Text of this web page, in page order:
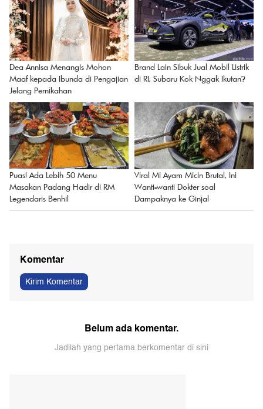
Dea Annisa Menangis Mohon
Maaf kepada Ibunda di Pengajian
Jelang Pernikahan
Brand Lain Sibuk Jual Mobil Listrik
di RI, Subaru Kok Nggak Ikutan?
Puas! Ada Lebih 50 Menu
Masakan Padang Hadir di RM
Legendaris Benhil
Viral Mi Ayam Micin Brutal, Ini
Wanti-wanti Dokter soal
Dampaknya ke Ginjal
Komentar
Kirim Komentar
Belum ada komentar.
Jadilah yang pertama berkomentar di sini